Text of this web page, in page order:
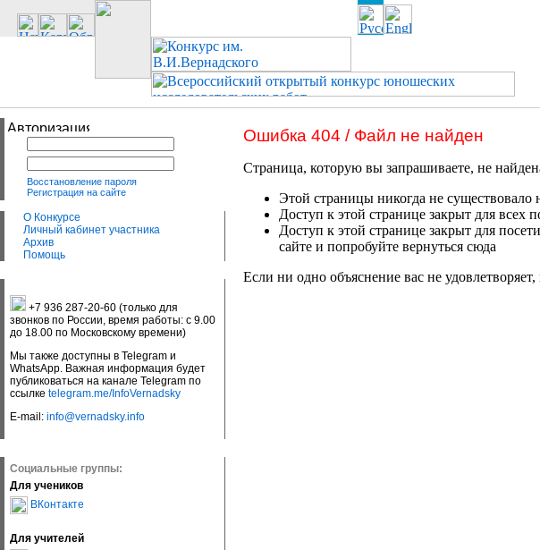
Восстановление пароля
Регистрация на сайте
О Конкурсе
Личный кабинет участника
Архив
Помощь
+7 936 287-20-60 (только для
звонков по России, время работы: с 9.00
до 18.00 по Московскому времени)
Мы также доступны в Telegram и
WhatsApp. Важная информация будет
публиковаться на канале Telegram по
ссылке telegram.me/InfoVernadsky
E-mail: info@vernadsky.info
Социальные группы:
Для учеников
ВКонтакте
Для учителей
Ошибка 404 / Файл не найден
Страница, которую вы запрашиваете, не
Этой страницы никогда не существовало
Доступ к этой странице закрыт для всех
Доступ к этой странице закрыт для
сайте и попробуйте вернуться сюда
Если ни одно объяснение вас не